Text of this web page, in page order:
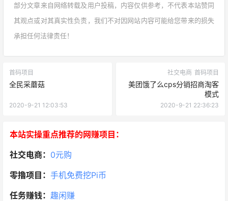
部分文章来自网络转载及用户投稿，内容仅供参考，不代表本站赞同
其观点或对其真实性负责，我们不对因网站内容可能给您带来的损失
承担任何法律责任！
首码项目
全民采蘑菇
2020-9-21 12:03:53
社交电商 首码项目
美团饿了么cps分销招商淘客
模式
2020-9-21 22:36:23
本站实操重点推荐的网赚项目：
社交电商： 0元购
零撸项目： 手机免费挖Pi币
任务赚钱： 趣闲赚